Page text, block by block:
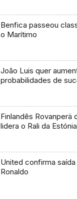
Benfica passeou
o Marítimo
João Luis quer
probabilidades de
Finlandês Rovanperä
lidera o Rali da Estónia
United confirma
Ronaldo